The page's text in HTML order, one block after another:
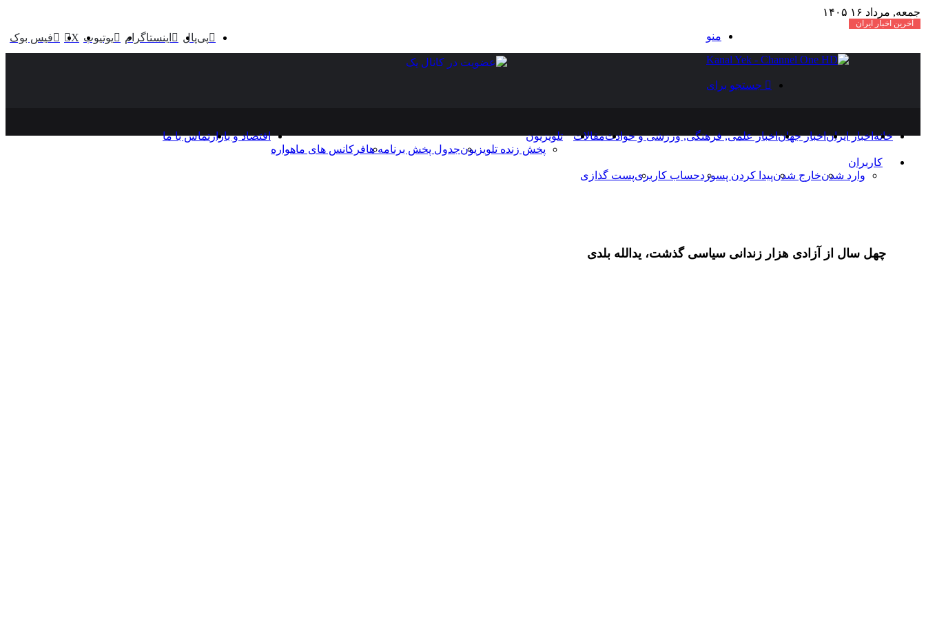
جمعه, مرداد ۱۶ ۱۴۰۵
آخرین اخبار ایران
فیس بوک X یوتیوب اینستاگرام پی‌پال منو
جستجو برای
خانهاخبار ایراناخبار جهاناخبار علمی, فرهنگی, ورزشی و حوادثمقالات
تلویزیون
پخش زنده تلویزیونجدول پخش برنامه هافرکانس های ماهواره
اقتصاد و بازارتماس با ما
کاربران
وارد شدنخارج شدنپیدا کردن پسوردحساب کاربریپست گذازی
چهل سال از آزادی هزار زندانی سیاسی گذشت، یدالله بلدی